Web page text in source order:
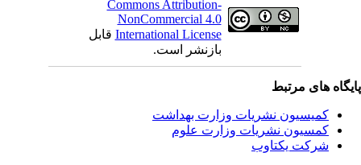
Commons Attribution-
NonCommercial 4.0
International Licenseقابل
بازنشر است.
های مرتبط
کمیسیون نشریات وزارت بهداشت
کمسیون نشریات وزارت علوم
شرکت یکتاوب